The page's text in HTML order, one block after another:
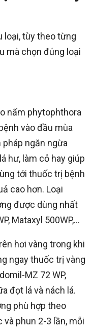
loại, tùy theo từng
mà chọn đúng loại
nấm phytophthora
vào đầu mùa
ngăn ngừa
hư, làm cỏ hay giúp
tới thuốc trị bệnh
cao hơn. Loại
được dùng nhất
Mataxyl 500WP,…
hơi vàng trong khi
ngay thuốc trị vàng
MZ 72 WP,
đọt lá và nách lá.
phù hợp theo
phun 2-3 lần, mỗi